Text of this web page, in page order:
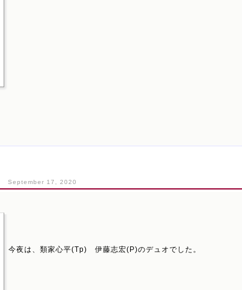
September 17, 2020
今夜は、類家心平(Tp) 伊藤志宏(P)のデュオでした。